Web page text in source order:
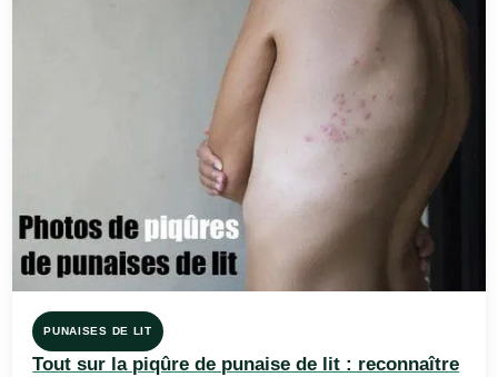
PUNAISES DE LIT
Tout sur la piqûre de punaise de lit : reconnaître